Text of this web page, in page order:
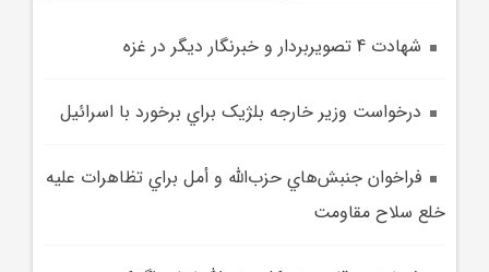
شهادت 4 تصويربردار و خبرنگار ديگر در غزه
درخواست وزير خارجه بلژيک براي برخورد با اسرائيل
فراخوان جنبش‌هاي حزب‌الله و أمل براي تظاهرات عليه
خلع سلاح مقاومت